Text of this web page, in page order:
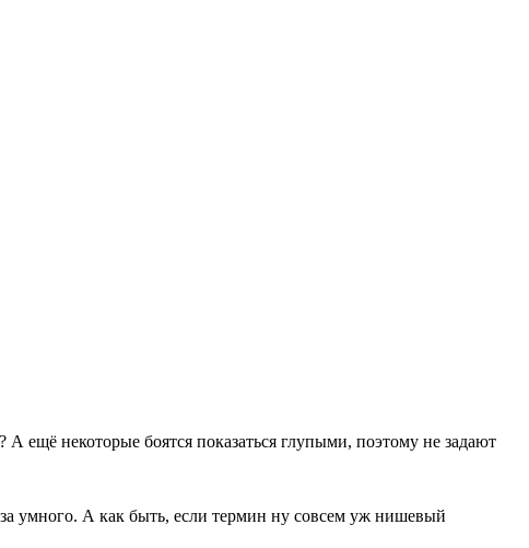
ещё некоторые боятся показаться глупыми, поэтому не задают
умного. А как быть, если термин ну совсем уж нишевый